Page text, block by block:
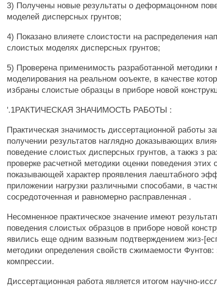
3) Получены новые результаты о деформацонном
моделей дисперсных грунтов;
4) Показано влияете слоистости на распределения
слоистых моделях дисперсных грунтов;
5) Проверена применимость разработанной методики
моделирования на реальном ооъекте, в качестве
избраны слоистые образцы в приборе новой
'.1РАКТИЧЕСКАЯ ЗНАЧИМОСТЬ РАБОТЫ :
Практическая значимость диссертационной работы
получении результатов наглядно доказывающих
поведение слоистых дисперсных грунтов, а такжз з
проверке расчетной методики оценки поведения этих
показывающей характер проявления лаештабного
приложении нагрузки различными способами, в
сосредоточенная и равномерно расправленная .
Несомненное практическое значение имеют
поведения слоистых образцов в приборе новой
явились еще одним вазкным подтверждением жиз-
методики определения свойств сжимаемости Фунтов:
компрессии.
Диссертационная работа является итогом научно-